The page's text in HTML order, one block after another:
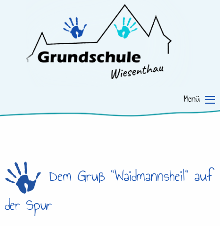
Menü
Dem Gruß "Waidmannsheil" auf
der Spur